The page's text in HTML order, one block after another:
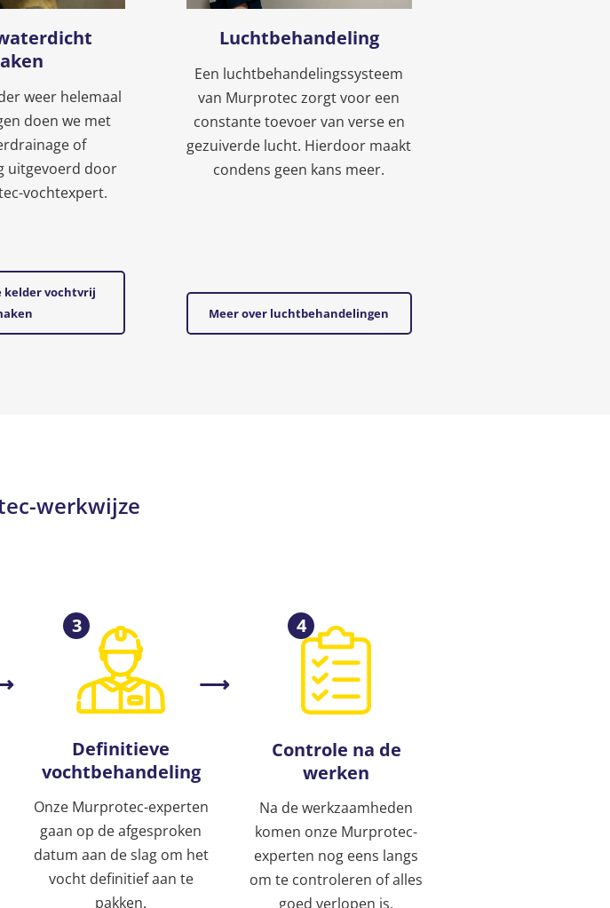
weer helemaal
doen we met
of
uitgevoerd door
vochtexpert.
kelder vochtvrij
Luchtbehandeling
Een luchtbehandelingssysteem
van Murprotec zorgt voor een
constante toevoer van verse en
gezuiverde lucht. Hierdoor maakt
condens geen kans meer.
Meer over luchtbehandelingen
werkwijze
3
Definitieve
vochtbehandeling
Onze Murprotec-experten
gaan op de afgesproken
datum aan de slag om het
vocht definitief aan te
pakken.
4
Controle na de
werken
Na de werkzaamheden
komen onze Murprotec-
experten nog eens langs
om te controleren of alles
goed verlopen is.